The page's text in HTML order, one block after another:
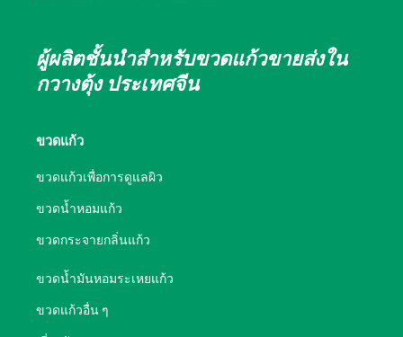
ผู้ผลิตชั้นนำสำหรับขวดแก้วขายส่งใน
กวางตุ้ง ประเทศจีน
ขวดแก้ว
ขวดแก้วเพื่อการดูแลผิว
ขวดน้ำหอมแก้ว
ขวดกระจายกลิ่นแก้ว
ขวดน้ำมันหอมระเหยแก้ว
ขวดแก้วอื่น ๆ